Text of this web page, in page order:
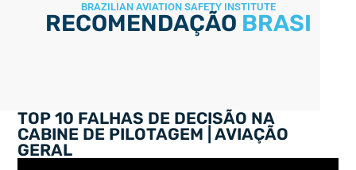
BRAZILIAN AVIATION SAFETY INSTITUTE
RECOMENDAÇÃO BRASI
TOP 10 FALHAS DE DECISÃO NA
CABINE DE PILOTAGEM | AVIAÇÃO
GERAL